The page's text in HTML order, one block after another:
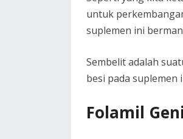
untuk
suplemen ini
Sembelit adalah
besi pada
Folamil